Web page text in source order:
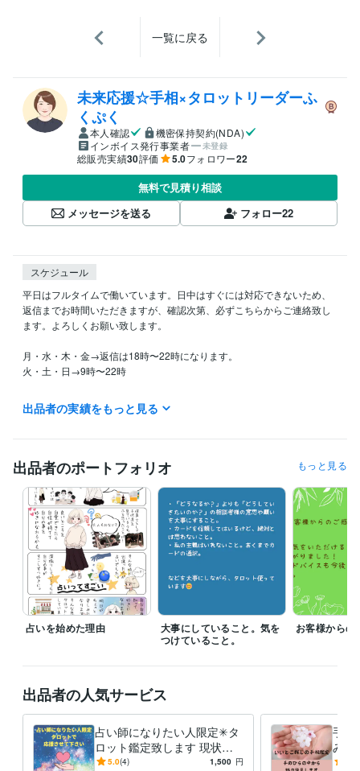
一覧に戻る
未来応援☆手相×タロットリーダーふ
くぷく
本人確認
機密保持契約(NDA)
インボイス発行事業者
未登録
総販売実績30評価 5.0フォロワー22
無料で見積り相談
メッセージを送る
フォロー22
スケジュール
平日はフルタイムで働いています。日中はすぐには対応できないため、
返信までお時間いただきますが、確認次第、必ずこちらからご連絡致し
ます。よろしくお願い致します。
月・水・木・金→返信は18時〜22時になります。
火・土・日→9時〜22時
＊現在電話メニューはお休みしております＊
営業 / 個人営業 経験年数 : 7年
ライフスタイル・その他 / 占い師 経験年数 : 2年
ライフスタイル・その他 / マッサージ師・セラピスト 経験年数 : 4年
ライフスタイル・その他 / 保育士・ベビーシッター 経験年数 : 9年
得意分野
占い タロット占い
恋愛 仕事 占い
占い ルノルマンカード占い 手相
出品者の実績をもっと見る
出品者のポートフォリオ もっと見る
占いを始めた理由
大事にしていること。気を
つけていること。
お客様からの
出品者の人気サービス
占い師になりたい人限定✳︎タ
ロット鑑定致します 現状・
行動のアドバイスなど、今出
5.0(4) 1,500 円
手の
みつ
手